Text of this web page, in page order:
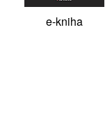
e-kniha